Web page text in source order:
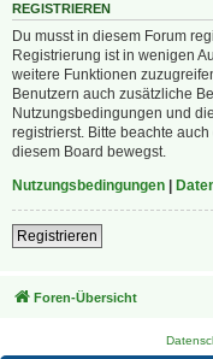
REGISTRIEREN
Du musst in diesem Forum
Registrierung ist in wenigen
weitere Funktionen
Benutzern auch zusätzliche
Nutzungsbedingungen und
registrierst. Bitte beachte
diesem Board bewegst.
Nutzungsbedingungen
Registrieren
Foren-Übersicht